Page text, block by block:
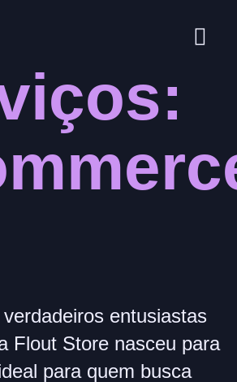
entusiastas
Flout Store nasceu para
para quem busca